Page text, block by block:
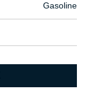
Gasoline